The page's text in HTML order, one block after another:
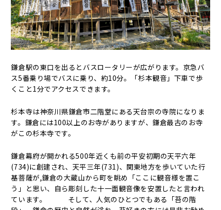
鎌倉駅の東口を出るとバスロータリーが広がります。京急バ
ス5番乗り場でバスに乗り、約10分。「杉本観音」下車で歩
くこと1分でアクセスできます。
杉本寺は神奈川県鎌倉市二階堂にある天台宗の寺院になりま
す。鎌倉には100以上のお寺がありますが、鎌倉最古のお寺
がこの杉本寺です。
鎌倉幕府が開かれる500年近くも前の平安初期の天平六年
(734)に創建され、天平三年(731)、関東地方を歩いていた行
基菩薩が,鎌倉の大蔵山から町を眺め「ここに観音様を置こ
う」と思い、自ら彫刻した十一面観音像を安置したと言われ
ています。 そして、人気のひとつでもある「苔の階